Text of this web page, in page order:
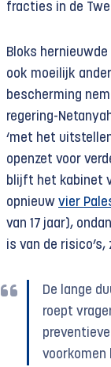
fracties in de
Bloks
ook moeilijk
bescherming
regering-
‘met het
openzet voor
blijft het kabinet
opnieuw vier
van 17 jaar),
is van de
De lange
roept
voorkomen